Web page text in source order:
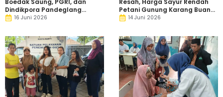
Boedak Saung, PGRI, dan
Dindikpora Pandeglang
Kolaborasi Dorong Sekolah
16 Juni 2026
Resah, Harga Sayur Rendah
Petani Gunung Karang Buang
Hasil Panen
14 Juni 2026